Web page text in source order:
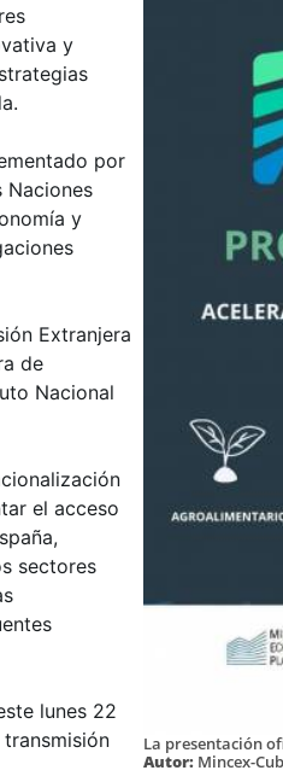
La presentación
Autor: Mincex-
y
por
Naciones
y
Extranjera
de
Nacional
el acceso
sectores
lunes 22